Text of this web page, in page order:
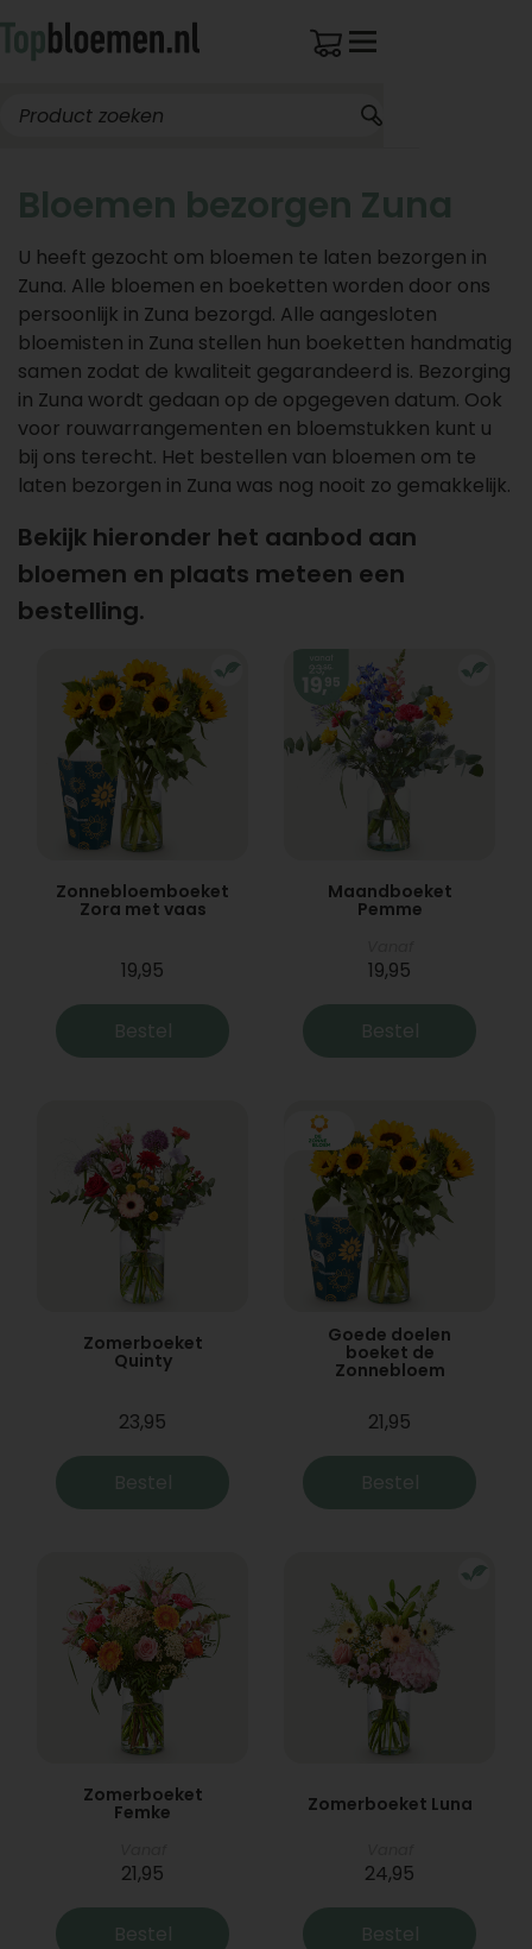
Bloemen bezorgen Zuna
U heeft gezocht om bloemen te laten bezorgen in
Zuna. Alle bloemen en boeketten worden door ons
persoonlijk in Zuna bezorgd. Alle aangesloten
bloemisten in Zuna stellen hun boeketten handmatig
samen zodat de kwaliteit gegarandeerd is. Bezorging
in Zuna wordt gedaan op de opgegeven datum. Ook
voor rouwarrangementen en bloemstukken kunt u
bij ons terecht. Het bestellen van bloemen om te
laten bezorgen in Zuna was nog nooit zo gemakkelijk.
Bekijk hieronder het aanbod aan
bloemen en plaats meteen een
bestelling.
Zonnebloemboeket
Zora met vaas
19,95
Bestel
Maandboeket
Pemme
19,95
Bestel
Zomerboeket
Quinty
23,95
Bestel
Goede doelen
boeket de
Zonnebloem
21,95
Bestel
Zomerboeket
Femke
21,95
Bestel
Zomerboeket Luna
24,95
Bestel